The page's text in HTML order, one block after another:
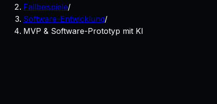
Fallbeispiele/
Software-Entwicklung/
MVP & Software-Prototyp mit KI